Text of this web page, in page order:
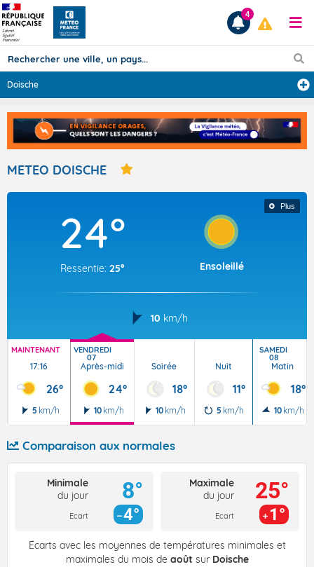
Prévisions
TOUS LES RÉSULTATS
Articles
4
Doische
METEO DOISCHE
Plus
24°
Ressentie: 25° Ensoleillé
10 km/h
MAINTENANT
17:16
26°
5 km/h
VENDREDI
07
Après-midi
24°
10 km/h
Soirée
18°
10 km/h
Nuit
11°
5 km/h
SAMEDI
08
Matin
18°
10 km/h
Comparaison aux normales
Minimale
du jour
Ecart
8°
4°
Maximale
du jour
Ecart
25°
1°
Écarts avec les moyennes de températures minimales et
maximales du mois de août sur Doische